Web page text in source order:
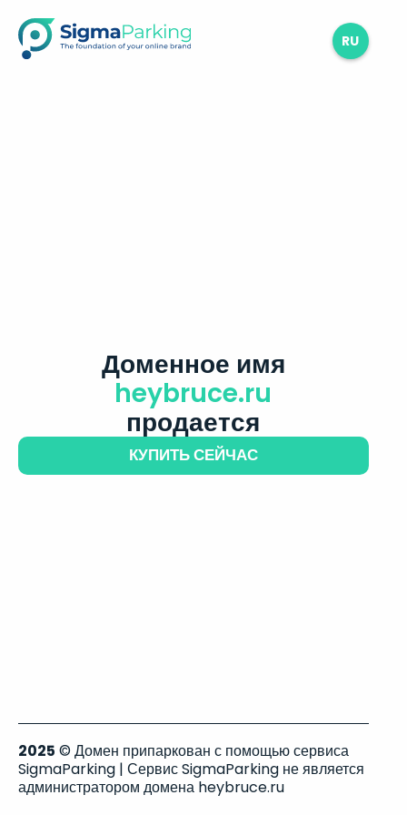
RU
Доменное имя
heybruce.ru
продается
КУПИТЬ СЕЙЧАС
2025 © Домен припаркован с помощью сервиса
SigmaParking | Сервис SigmaParking не является
администратором домена heybruce.ru